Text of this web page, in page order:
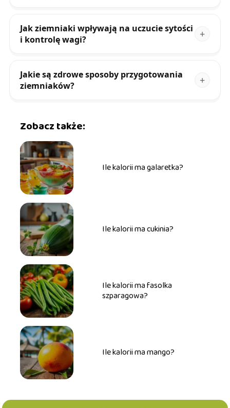
Jak ziemniaki wpływają na uczucie sytości
i kontrolę wagi?
Jakie są zdrowe sposoby przygotowania
ziemniaków?
Zobacz także:
Ile kalorii ma galaretka?
Ile kalorii ma cukinia?
Ile kalorii ma fasolka
szparagowa?
Ile kalorii ma mango?